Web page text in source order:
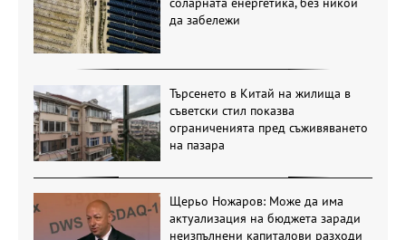
да забележи
Търсенето в Китай на жилища в
съветски стил показва
ограниченията пред съживяването
на пазара
Щерьо Ножаров: Може да има
актуализация на бюджета заради
неизпълнени капиталови разходи